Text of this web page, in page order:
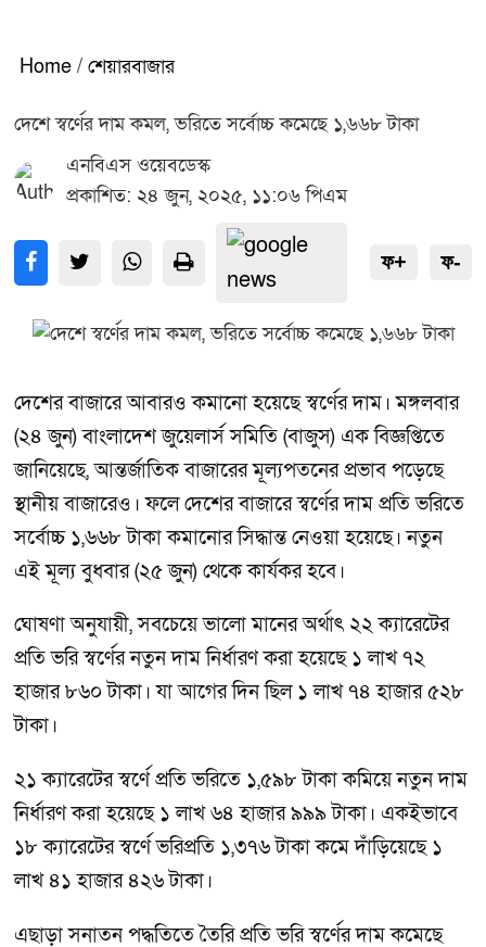
Home / শেয়ারবাজার
দেশে স্বর্ণের দাম কমল, ভরিতে সর্বোচ্চ কমেছে ১,৬৬৮ টাকা
এনবিএস ওয়েবডেস্ক
প্রকাশিত: ২৪ জুন, ২০২৫, ১১:০৬ পিএম
ফ+ ফ-
দেশের বাজারে আবারও কমানো হয়েছে স্বর্ণের দাম। মঙ্গলবার
(২৪ জুন) বাংলাদেশ জুয়েলার্স সমিতি (বাজুস) এক বিজ্ঞপ্তিতে
জানিয়েছে, আন্তর্জাতিক বাজারের মূল্যপতনের প্রভাব পড়েছে
স্থানীয় বাজারেও। ফলে দেশের বাজারে স্বর্ণের দাম প্রতি ভরিতে
সর্বোচ্চ ১,৬৬৮ টাকা কমানোর সিদ্ধান্ত নেওয়া হয়েছে। নতুন
এই মূল্য বুধবার (২৫ জুন) থেকে কার্যকর হবে।
ঘোষণা অনুযায়ী, সবচেয়ে ভালো মানের অর্থাৎ ২২ ক্যারেটের
প্রতি ভরি স্বর্ণের নতুন দাম নির্ধারণ করা হয়েছে ১ লাখ ৭২
হাজার ৮৬০ টাকা। যা আগের দিন ছিল ১ লাখ ৭৪ হাজার ৫২৮
টাকা।
২১ ক্যারেটের স্বর্ণে প্রতি ভরিতে ১,৫৯৮ টাকা কমিয়ে নতুন দাম
নির্ধারণ করা হয়েছে ১ লাখ ৬৪ হাজার ৯৯৯ টাকা। একইভাবে
১৮ ক্যারেটের স্বর্ণে ভরিপ্রতি ১,৩৭৬ টাকা কমে দাঁড়িয়েছে ১
লাখ ৪১ হাজার ৪২৬ টাকা।
এছাড়া সনাতন পদ্ধতিতে তৈরি প্রতি ভরি স্বর্ণের দাম কমেছে